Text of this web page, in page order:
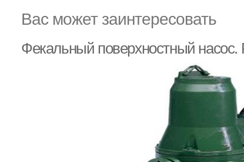
Вас может заинтересовать
Фекальный поверхностный